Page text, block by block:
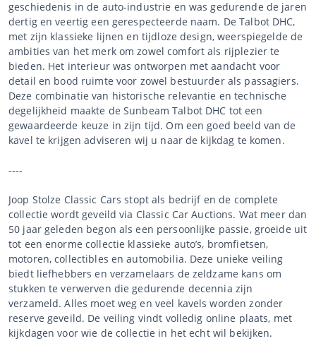
geschiedenis in de auto-industrie en was gedurende de jaren
dertig en veertig een gerespecteerde naam. De Talbot DHC,
met zijn klassieke lijnen en tijdloze design, weerspiegelde de
ambities van het merk om zowel comfort als rijplezier te
bieden. Het interieur was ontworpen met aandacht voor
detail en bood ruimte voor zowel bestuurder als passagiers.
Deze combinatie van historische relevantie en technische
degelijkheid maakte de Sunbeam Talbot DHC tot een
gewaardeerde keuze in zijn tijd. Om een goed beeld van de
kavel te krijgen adviseren wij u naar de kijkdag te komen.
----
Joop Stolze Classic Cars stopt als bedrijf en de complete
collectie wordt geveild via Classic Car Auctions. Wat meer dan
50 jaar geleden begon als een persoonlijke passie, groeide uit
tot een enorme collectie klassieke auto’s, bromfietsen,
motoren, collectibles en automobilia. Deze unieke veiling
biedt liefhebbers en verzamelaars de zeldzame kans om
stukken te verwerven die gedurende decennia zijn
verzameld. Alles moet weg en veel kavels worden zonder
reserve geveild. De veiling vindt volledig online plaats, met
kijkdagen voor wie de collectie in het echt wil bekijken.